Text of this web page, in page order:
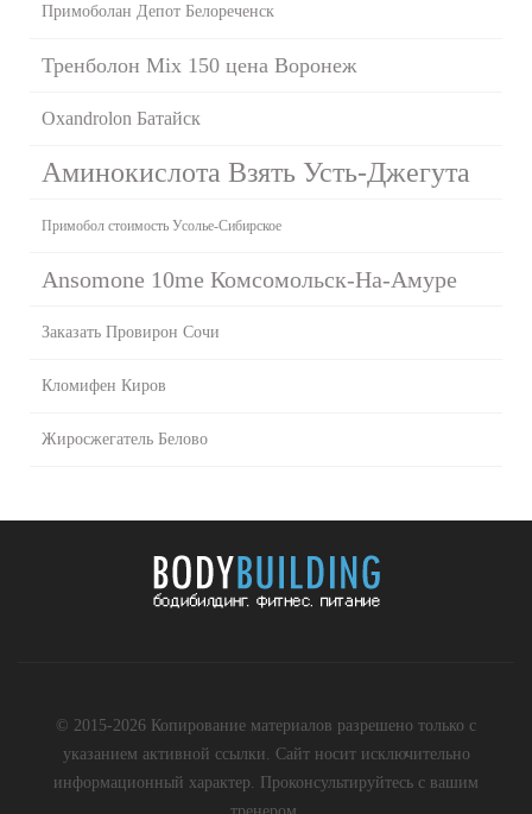
Примоболан Депот Белореченск
Тренболон Mix 150 цена Воронеж
Oxandrolon Батайск
Аминокислота Взять Усть-Джегута
Примобол стоимость Усолье-Сибирское
Ansomone 10me Комсомольск-На-Амуре
Заказать Провирон Сочи
Кломифен Киров
Жиросжегатель Белово
© 2015-2026 Копирование материалов разрешено только с
указанием активной ссылки. Сайт носит исключительно
информационный характер. Проконсультируйтесь с вашим